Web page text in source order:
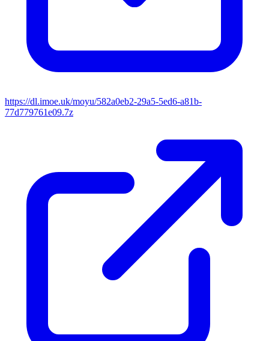
https://dl.imoe.uk/moyu/582a0eb2-29a5-5ed6-a81b-
77d779761e09.7z